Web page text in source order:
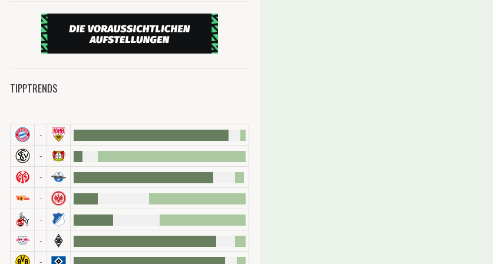
Jetzt bahnt sich eine Zeit an, in der der 20-Jährige mehr als drei Millionen wert sein wird. Nachdem sich Klünter in den
letzten Wochen regelmäßig Comunio-Punkte hamsterte, erzielte er am Samstag in Leverkusen sein erstes
Bundesliga-Tor.
23 Punkte hat der Außenverteidiger somit in den letzten vier Spielen zusammengetragen. Nur zwei Verteidiger
erreichten eine bessere Ausbeute! Auf der rechten Abwehrseite des FC gehört Klünter nicht nur die Zukunft, sondern
auch schon die Gegenwart. Wer ihn nicht mit in die neue Saison nehmen kann, sollte nach dem Übergang
Jonathan Tah (Bayer 04 Leverkusen, 1.900.000, Abwehr)
Innenverteidiger schmerzlich vermisst. Von Anfang Februar bis Ende April fiel Tah aufgrund eines Muskelfaserrisses
Jetzt ist Tah wieder fit. Gegen Köln meldete er sich mit einem starken Auftritt (sechs Punkte) in der Startelf zurück.
TIPPTRENDS
-
-
-
-
-
-
-